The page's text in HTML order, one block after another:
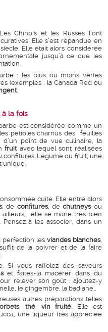
Chinois et les Russes l’ont
Elle s’est répandue en
Elle était alors considérée
jusqu’à ce que les
: les plus ou moins vertes
(exemples : la Canada Red ou
.
à la fois
est considérée comme un
pétioles charnus des feuilles
d’un point de vue culinaire, la
fruitavec lequel sont réalisées
confitures. Légume ou fruit, une
unique !
cuite. Elle entre alors
, de confitures, dechutneysou
ailleurs, elle se marie très bien
à les associer, dans un
perfection lesviandes blanches,
de la poivrer et de la faire
Si vous raffolez des saveurs
et faites-la macérer dans du
relever son goût : ajoutez-y
le gingembre, la badiane…
autres préparations telles
,thé,vin fruité. Elle est
une liqueur très appréciée